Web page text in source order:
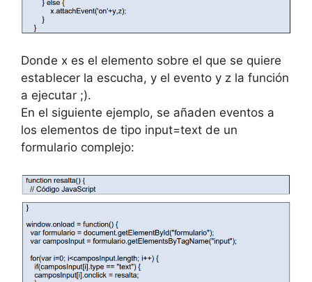
Donde x es el elemento sobre el que se quiere
establecer la escucha, y el evento y z la función
a ejecutar ;).
En el siguiente ejemplo, se añaden eventos a
los elementos de tipo input=text de un
formulario complejo: